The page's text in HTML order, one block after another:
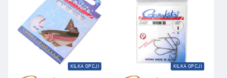
KILKA OPCJI KILKA OPCJI